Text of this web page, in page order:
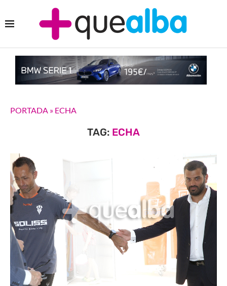
PORTADA » ECHA
TAG: ECHA